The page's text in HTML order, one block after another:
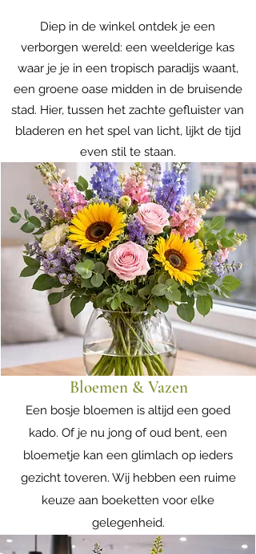
Diep in de winkel ontdek je een
verborgen wereld: een weelderige kas
waar je je in een tropisch paradijs waant,
een groene oase midden in de bruisende
stad. Hier, tussen het zachte gefluister van
bladeren en het spel van licht, lijkt de tijd
even stil te staan.
Een bosje bloemen is altijd een goed
kado. Of je nu jong of oud bent, een
bloemetje kan een glimlach op ieders
gezicht toveren. Wij hebben een ruime
keuze aan boeketten voor elke
gelegenheid.
Bloemen & Vazen